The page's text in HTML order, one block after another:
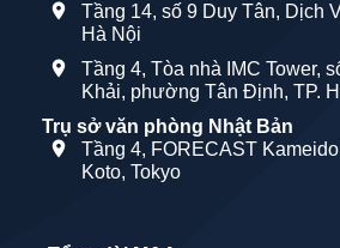
Tầng 14, số 9 Duy Tân, Dịch
Hà Nội
Tầng 4, Tòa nhà IMC Tower,
Khải, phường Tân Định, TP.
Trụ sở văn phòng Nhật Bản
Tầng 4, FORECAST
Koto, Tokyo